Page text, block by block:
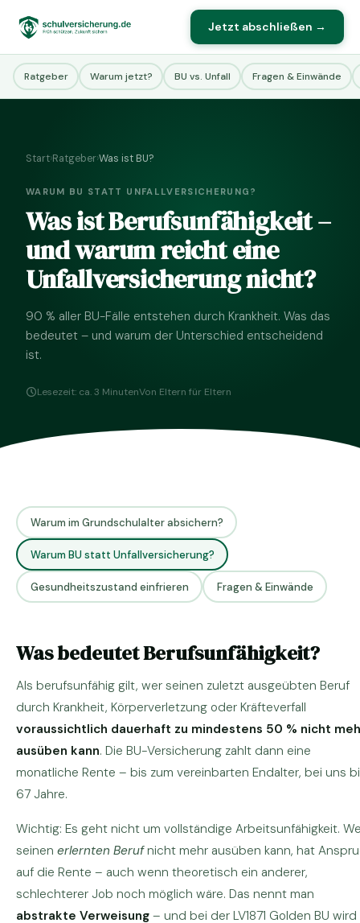
Jetzt abschließen →
Ratgeber Warum jetzt? BU vs. Unfall Fragen & Einwände
Start›Ratgeber›Was ist BU?
WARUM BU STATT UNFALLVERSICHERUNG?
Was ist Berufsunfähigkeit –
und warum reicht eine
Unfallversicherung nicht?
90 % aller BU-Fälle entstehen durch Krankheit. Was das
bedeutet – und warum der Unterschied entscheidend
ist.
Lesezeit: ca. 3 MinutenVon Eltern für Eltern
Warum im Grundschulalter absichern?
Warum BU statt Unfallversicherung?
Gesundheitszustand einfrieren Fragen & Einwände
Was bedeutet Berufsunfähigkeit?
Als berufsunfähig gilt, wer seinen zuletzt ausgeübten Beruf
durch Krankheit, Körperverletzung oder Kräfteverfall
voraussichtlich dauerhaft zu mindestens 50 % nicht
ausüben kann. Die BU-Versicherung zahlt dann eine
monatliche Rente – bis zum vereinbarten Endalter, bei uns
67 Jahre.
Wichtig: Es geht nicht um vollständige Arbeitsunfähigkeit.
seinen erlernten Berufnicht mehr ausüben kann, hat
auf die Rente – auch wenn theoretisch ein anderer,
schlechterer Job noch möglich wäre. Das nennt man
abstrakte Verweisung – und bei der LV1871 Golden BU wird